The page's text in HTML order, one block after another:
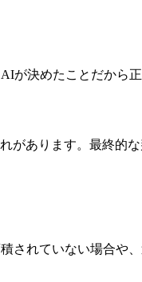
決めたことだから
あります。最終的
れていない場合や